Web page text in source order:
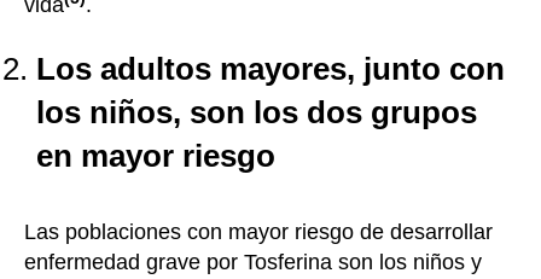
Los adultos mayores, junto con
los niños, son los dos grupos
en mayor riesgo
Las poblaciones con mayor riesgo de desarrollar
enfermedad grave por Tosferina son los niños y